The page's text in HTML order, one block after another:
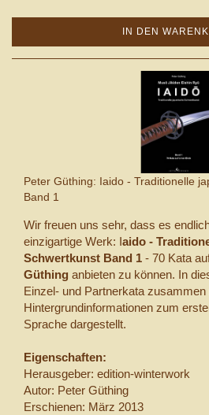
IN DEN
Peter Güthing: Iaido - Traditionelle
Band 1
Wir freuen uns sehr, dass es
einzigartige Werk: Iaido -
Schwertkunst Band 1 - 70 Kata
Güthing anbieten zu können. In
Einzel- und Partnerkata
Hintergrundinformationen zum
Sprache dargestellt.
Eigenschaften:
Herausgeber: edition-winterwork
Autor: Peter Güthing
Erschienen: März 2013